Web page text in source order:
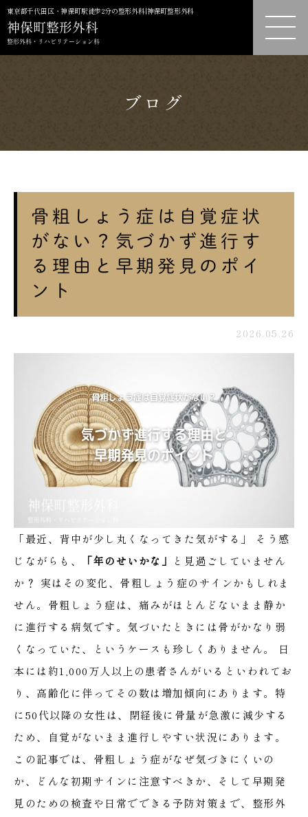
東京都千代田区・神保町駅徒歩2分の整形外科|神保町整形外科
ブログ
骨粗しょう症は自覚症状
がない？気づかず進行す
る理由と早期発見のポイ
ント
2026.05.26
「最近、背中が少し丸くなってきた気がする」
そう感
じながらも、
「年のせいかな」
と見過ごしていません
か？ 実はその変化、骨粗しょう症のサインかもしれま
せん。骨粗しょう症は、痛みがほとんどないまま静か
に進行する病気です。気づいたときには骨がかなり弱
くなっていた、というケースも珍しくありません。
日
本には約1,000万人以上の患者さんがいるといわれてお
り、高齢化に伴ってその数は増加傾向にあります。特
に50代以降の女性は、閉経後に骨量が急激に減少する
ため、自覚がないまま進行しやすい状況にあります。
この記事では、骨粗しょう症がなぜ気づきにくいの
か、どんな初期サインに注意すべきか、そして早期発
見のための検査や日常でできる予防対策まで、整形外